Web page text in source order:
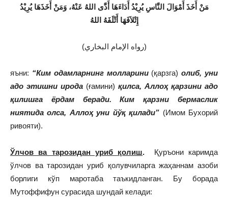
مَنْ أَخَذَ أَمْوَالَ النَّاسِ يُرِيْدُ أَدَاءَهَا أَدَّى اللهُ عَنْهُ، وَمَنْ أَخَذَهَا يُرِيْدُ
إِتْلاَفَهَا أَتْلَفَهُ اللهُ
(رواه الإمام البخاري)
яъни: “Ким одамларнинг молларини (қарзга) олиб, уни
адо этишни ирода (ғамини) қилса, Аллоҳ қарзини адо
қилишга
ёрдам беради. Ким қарзни бермаслик
ниятида олса, Аллоҳ уни йўқ қилади” (Имом Бухорий
ривояти).
Ўлчов ва тарозидан уриб қолиш. Қуръони каримда
ўлчов ва тарозидан уриб қолувчиларга жаҳаннам азоби
борлиги кўп маротаба таъкидланган. Бу борада
Мутоффифун сурасида шундай келади: